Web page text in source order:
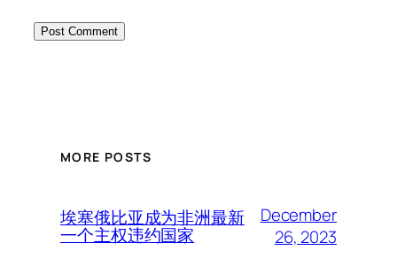
MORE POSTS
埃塞俄比亚成为非洲最新
一个主权违约国家
December
26, 2023